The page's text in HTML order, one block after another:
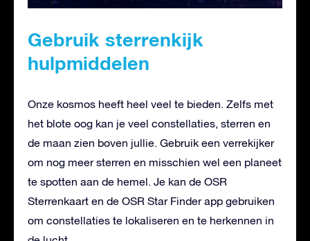
Gebruik sterrenkijk
hulpmiddelen
Onze kosmos heeft heel veel te bieden. Zelfs met
het blote oog kan je veel constellaties, sterren en
de maan zien boven jullie. Gebruik een verrekijker
om nog meer sterren en misschien wel een planeet
te spotten aan de hemel. Je kan de OSR
Sterrenkaart en de OSR Star Finder app gebruiken
om constellaties te lokaliseren en te herkennen in